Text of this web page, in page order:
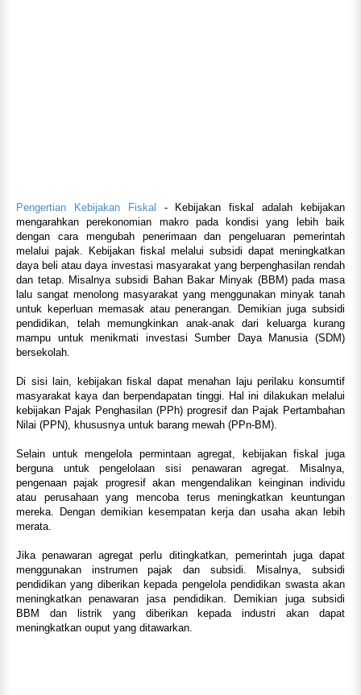
Pengertian Kebijakan Fiskal
- Kebijakan fiskal adalah kebijakan
mengarahkan perekonomian makro pada kondisi yang lebih baik
dengan cara mengubah penerimaan dan pengeluaran pemerintah
melalui pajak. Kebijakan fiskal melalui subsidi dapat meningkatkan
daya beli atau daya investasi masyarakat yang berpenghasilan rendah
dan tetap. Misalnya subsidi Bahan Bakar Minyak (BBM) pada masa
lalu sangat menolong masyarakat yang menggunakan minyak tanah
untuk keperluan memasak atau penerangan. Demikian juga subsidi
pendidikan, telah memungkinkan anak-anak dari keluarga kurang
mampu untuk menikmati investasi Sumber Daya Manusia (SDM)
bersekolah.
Di sisi lain, kebijakan fiskal dapat menahan laju perilaku konsumtif
masyarakat kaya dan berpendapatan tinggi. Hal ini dilakukan melalui
kebijakan Pajak Penghasilan (PPh) progresif dan Pajak Pertambahan
Nilai (PPN), khususnya untuk barang mewah (PPn-BM).
Selain untuk mengelola permintaan agregat, kebijakan fiskal juga
berguna untuk pengelolaan sisi penawaran agregat. Misalnya,
pengenaan pajak progresif akan mengendalikan keinginan individu
atau perusahaan yang mencoba terus meningkatkan keuntungan
mereka. Dengan demikian kesempatan kerja dan usaha akan lebih
merata.
Jika penawaran agregat perlu ditingkatkan, pemerintah juga dapat
menggunakan instrumen pajak dan subsidi. Misalnya, subsidi
pendidikan yang diberikan kepada pengelola pendidikan swasta akan
meningkatkan penawaran jasa pendidikan. Demikian juga subsidi
BBM dan listrik yang diberikan kepada industri akan dapat
meningkatkan ouput yang ditawarkan.